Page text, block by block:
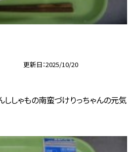
更新日 2025/10/20
しゃもの南蛮づけりっちゃんの元気